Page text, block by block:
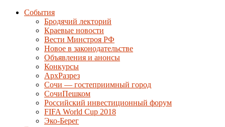
События
Бродячий лекторий
Краевые новости
Вести Минстроя РФ
Новое в законодательстве
Объявления и анонсы
Конкурсы
АрхРазрез
Сочи — гостеприимный город
СочиПешком
Российский инвестиционный форум
FIFA World Cup 2018
Эко-Берег